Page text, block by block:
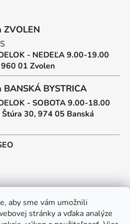
aby sme vám umožnili
stránky a vďaka analýze
ZVOLEN
- NEDEĽA 9.00-19.00
01 Zvolen
BYSTRICA
- SOBOTA 9.00-18.00
30, 974 05 Banská